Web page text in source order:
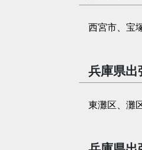
西宮市、宝
兵庫県
東灘区、灘